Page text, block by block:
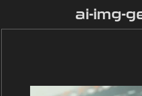
ai-img-